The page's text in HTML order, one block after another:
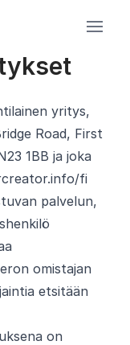
yritys,
Road, First
1BB ja joka
fi
palvelun,
omistajan
etsitään
on